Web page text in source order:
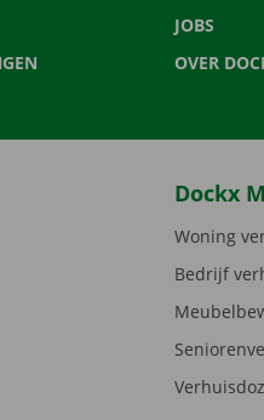
JOBS
OVER
Dockx
Woning
Bedrijf